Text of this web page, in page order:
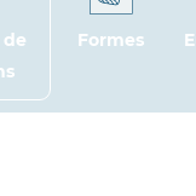
de
Formes